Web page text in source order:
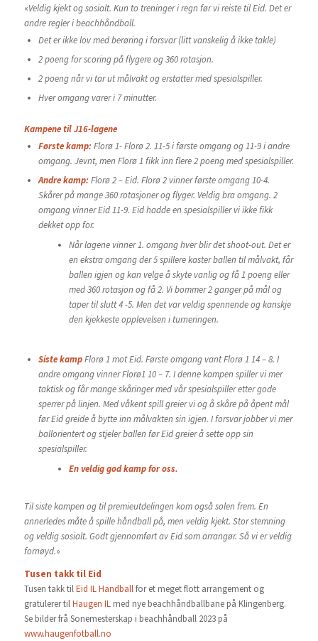
«Veldig kjekt og sosialt. Kun to treninger i regn før vi reiste til Eid. Det er
andre regler i beachhåndball.
Det er ikke lov med berøring i forsvar (litt vanskelig å ikke takle)
2 poeng for scoring på flygere og 360 rotasjon.
2 poeng når vi tar ut målvakt og erstatter med spesialspiller.
Hver omgang varer i 7 minutter.
Kampene til J16-lagene
Første kamp: Florø 1- Florø 2. 11-5 i første omgang og 11-9 i andre
omgang. Jevnt, men Florø 1 fikk inn flere 2 poeng med spesialspiller.
Andre kamp: Florø 2 – Eid. Florø 2 vinner første omgang 10-4.
Skårer på mange 360 rotasjoner og flyger. Veldig bra omgang. 2
omgang vinner Eid 11-9. Eid hadde en spesialspiller vi ikke fikk
dekket opp for.
Når lagene vinner 1. omgang hver blir det shoot-out. Det er
en ekstra omgang der 5 spillere kaster ballen til målvakt, får
ballen igjen og kan velge å skyte vanlig og få 1 poeng eller
med 360 rotasjon og få 2. Vi bommer 2 ganger på mål og
taper til slutt 4 -5. Men det var veldig spennende og kanskje
den kjekkeste opplevelsen i turneringen.
Siste kampFlorø 1 mot Eid. Første omgang vant Florø 1 14 – 8. I
andre omgang vinner Florø1 10 – 7. I denne kampen spiller vi mer
taktisk og får mange skåringer med vår spesialspiller etter gode
sperrer på linjen. Med våkent spill greier vi og å skåre på åpent mål
før Eid greide å bytte inn målvakten sin igjen. I forsvar jobber vi mer
ballorientert og stjeler ballen før Eid greier å sette opp sin
spesialspiller.
En veldig god kampfor oss.
Til siste kampen og til premieutdelingen kom også solen frem. En
annerledes måte å spille håndball på, men veldig kjekt. Stor stemning
og veldig sosialt. Godt gjennomført av Eid som arrangør. Så vi er veldig
fornøyd.»
Tusen takk til Eid
Tusen takk tilEid IL Handballfor et meget flott arrangement og
gratulerer tilHaugen ILmed nye beachhåndballbane på Klingenberg.
Se bilder frå Sonemesterskap i beachhåndball 2023 på
www.haugenfotball.no